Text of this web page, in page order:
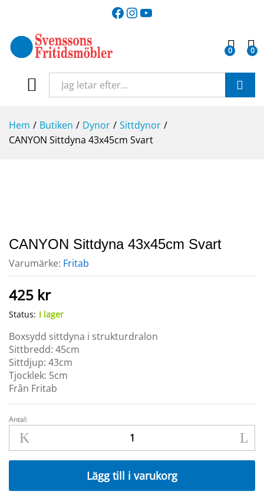
Facebook
Instagram
YouTube
0 0
Hem / Butiken / Dynor / Sittdynor /
CANYON Sittdyna 43x45cm Svart
CANYON Sittdyna 43x45cm Svart
Varumärke: Fritab
425 kr
Status: I lager
Boxsydd sittdyna i strukturdralon
Sittbredd: 45cm
Sittdjup: 43cm
Tjocklek: 5cm
Från Fritab
CANYON
Sittdyna
43x45cm
Antal:
Lägg till i varukorg